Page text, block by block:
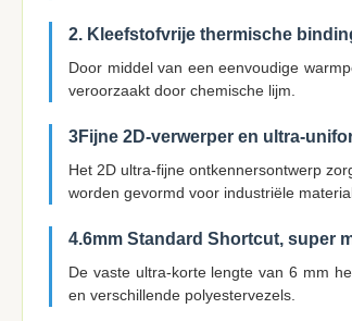
2. Kleefstofvrije thermische
Door middel van een eenvoudige
veroorzaakt door chemische lijm.
3Fijne 2D-verwerper en ultra-
Het 2D ultra-fijne ontkennersontwerp
worden gevormd voor industriële
4.6mm Standard Shortcut, super
De vaste ultra-korte lengte van 6 mm
en verschillende polyestervezels.